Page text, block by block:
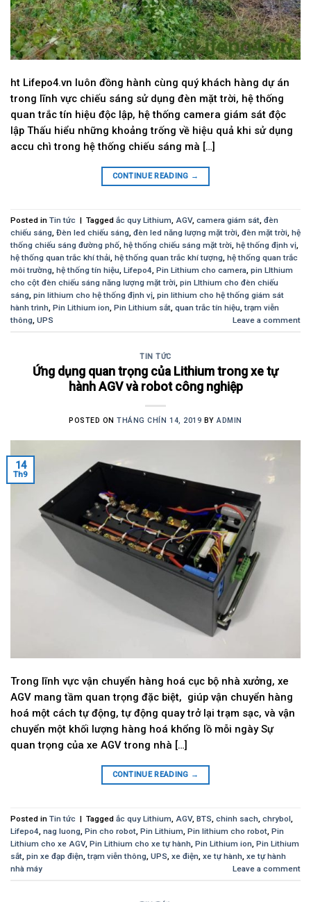
ht Lifepo4.vn luôn đồng hành cùng quý khách hàng dự án
trong lĩnh vực chiếu sáng sử dụng đèn mặt trời, hệ thống
quan trắc tín hiệu độc lập, hệ thống camera giám sát độc
lập Thấu hiểu những khoảng trống về hiệu quả khi sử dụng
accu chì trong hệ thống chiếu sáng mà […]
CONTINUE READING →
Posted in Tin tức | Tagged ắc quy Lithium AGV, camera giám sát đèn
chiếu sáng Đèn led chiếu sáng đèn led năng lượng mặt trời đèn mặt trời hệ
thống chiếu sáng đường phố hệ thống chiếu sáng mặt trời hệ thống định vị
hệ thống quan trắc khí thải hệ thống quan trắc khí tượng hệ thống quan trắc
môi trường hệ thống tín hiệu Lifepo4 Pin Lithium cho camera pin LIthium
cho cột đèn chiếu sáng năng lượng mặt trời pin LIthium cho đèn chiếu
sáng pin lithium cho hệ thống định vị pin lithium cho hệ thống giám sát
hành trình Pin Lithium ion Pin Lithium sắt quan trắc tín hiệu ,trạm viễn
thông UPS Leave a comment
TIN TỨC
Ứng dụng quan trọng của Lithium trong xe tự
hành AGV và robot công nghiệp
POSTED ONTHÁNG CHÍN 14, 2019 BYADMIN
14
Th9
Trong lĩnh vực vận chuyển hàng hoá cục bộ nhà xưởng, xe
AGV mang tầm quan trọng đặc biệt, giúp vận chuyển hàng
hoá một cách tự động, tự động quay trở lại trạm sạc, và vận
chuyển một khối lượng hàng hoá khổng lồ mỗi ngày Sự
quan trọng của xe AGV trong nhà […]
CONTINUE READING →
Posted in Tin tức | Tagged ắc quy Lithium AGV, BTS chinh sach chrybol
Lifepo4 nag luong Pin cho robot Pin Lithium Pin lithium cho robot Pin
Lithium cho xe AGV, Pin Lithium cho xe tự hành Pin Lithium ion Pin Lithium
sắt pin xe đạp điện ,trạm viễn thông UPS xe điện xe tự hành xe tự hành
nhà máy
Leave a comment